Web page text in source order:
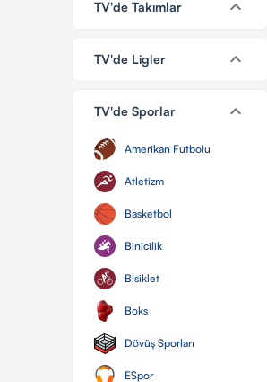
TV'de Takımlar keyboard_arrow_down
TV'de Ligler keyboard_arrow_down
TV'de Sporlar keyboard_arrow_down
Amerikan Futbolu
Atletizm
Basketbol
Binicilik
Bisiklet
Boks
Dövüş Sporları
ESpor